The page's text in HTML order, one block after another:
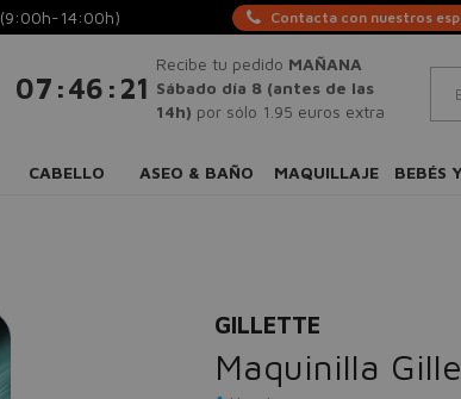
(9:00h-14:00h) Contacta con nuestros
07 :46 : 21
Recibe tu pedido MAÑANA
Sábado día 8 (antes de las
14h) por sólo 1.95 euros extra
CABELLO ASEO & BAÑO MAQUILLAJE BEBÉS
GILLETTE
Maquinilla